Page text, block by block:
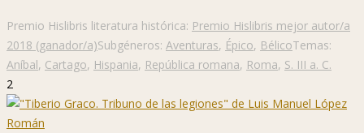
Premio Hislibris literatura histórica: Premio Hislibris mejor autor/a
2018 (ganador/a)Subgéneros: Aventuras, Épico, BélicoTemas:
Aníbal, Cartago, Hispania, República romana, Roma, S. III a. C.
2